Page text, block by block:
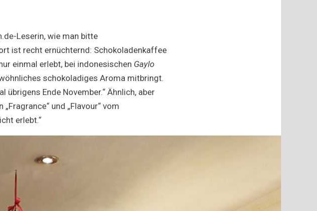
Leserin, wie man bitte
ist recht ernüchternd: Schokoladenkaffee
einmal erlebt, bei indonesischen Gaylo
schokoladiges Aroma mitbringt.
Ende November.“ Ähnlich, aber
und „Flavour“ vom
erlebt.“